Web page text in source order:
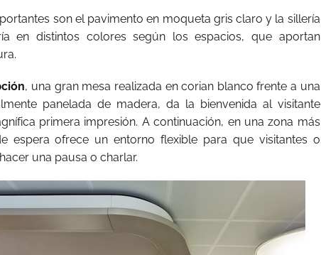
son el pavimento en moqueta gris claro y la sillería
en distintos colores según los espacios, que aportan
, una gran mesa realizada en corian blanco frente a una
panelada de madera, da la bienvenida al visitante
primera impresión. A continuación, en una zona más
espera ofrece un entorno flexible para que visitantes o
una pausa o charlar.